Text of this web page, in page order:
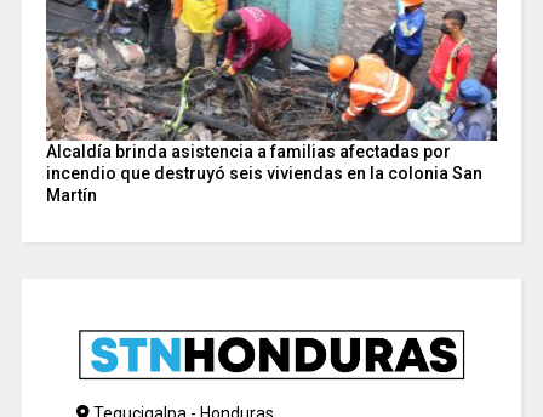
Alcaldía brinda asistencia a familias afectadas por
incendio que destruyó seis viviendas en la colonia San
Martín
Tegucigalpa - Honduras